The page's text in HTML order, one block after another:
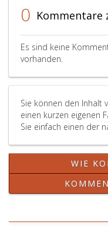
0 Kommentare
Es sind keine
vorhanden.
Sie können den Inhalt
einen kurzen eigenen
Sie einfach einen der
WIE